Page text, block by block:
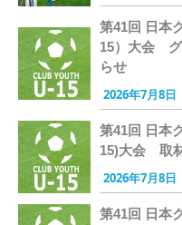
第41回 日本
15）大会 グ
らせ
2026年7月8日
第41回 日本
15)大会 取
2026年7月8日
第41回 日本